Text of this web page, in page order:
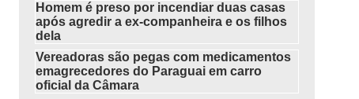
Homem é preso por incendiar duas casas
após agredir a ex-companheira e os filhos
dela
Vereadoras são pegas com medicamentos
emagrecedores do Paraguai em carro
oficial da Câmara